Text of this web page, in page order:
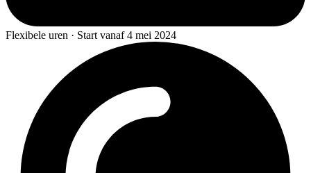
Flexibele uren · Start vanaf 4 mei 2024